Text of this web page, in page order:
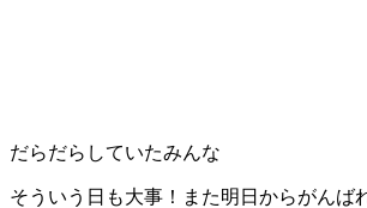
だらだらしていたみんな
そういう日も大事！また明日からがんば